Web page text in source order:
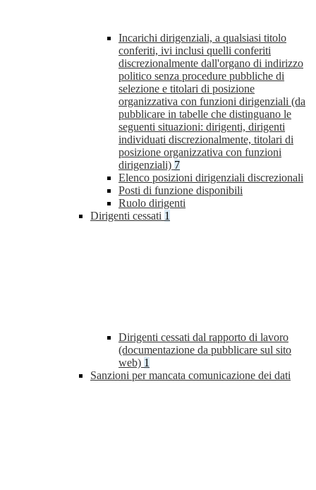
Incarichi dirigenziali, a qualsiasi titolo
conferiti, ivi inclusi quelli conferiti
discrezionalmente dall'organo di indirizzo
politico senza procedure pubbliche di
selezione e titolari di posizione
organizzativa con funzioni dirigenziali (da
pubblicare in tabelle che distinguano le
seguenti situazioni: dirigenti, dirigenti
individuati discrezionalmente, titolari di
posizione organizzativa con funzioni
dirigenziali) 7
Elenco posizioni dirigenziali discrezionali
Posti di funzione disponibili
Ruolo dirigenti
Dirigenti cessati 1
Dirigenti cessati dal rapporto di lavoro
(documentazione da pubblicare sul sito
web) 1
Sanzioni per mancata comunicazione dei dati